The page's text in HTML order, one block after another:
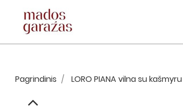
Pagrindinis LORO PIANA vilna su